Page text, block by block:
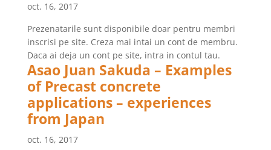
oct. 16, 2017
Prezenatarile sunt disponibile doar pentru membri
inscrisi pe site. Creza mai intai un cont de membru.
Daca ai deja un cont pe site, intra in contul tau.
Asao Juan Sakuda – Examples
of Precast concrete
applications – experiences
from Japan
oct. 16, 2017